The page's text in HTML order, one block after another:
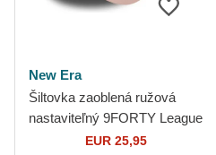
New Era
Šiltovka zaoblená ružová
nastaviteľný 9FORTY League
Essential New York Yankees
EUR 25,95